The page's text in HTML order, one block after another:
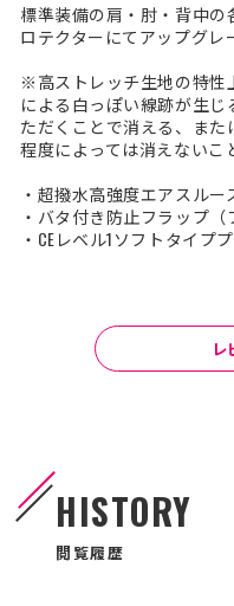
標準装備の肩・肘・背中の
ロテクターにてアップグレ
※高ストレッチ生地の特性
による白っぽい線跡が生
ただくことで消える、また
程度によっては消えないこ
・超撥水高強度エアスルー
・バタ付き防止フラップ（
・CEレベル1ソフトタイプ
レ
HISTORY
閲覧履歴